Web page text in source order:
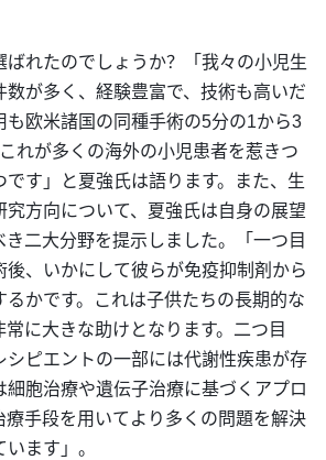
ばれたのでしょうか？「我々の小児生
数が多く、経験豊富で、技術も高いだ
も欧米諸国の同種手術の5分の1から3
れが多くの海外の小児患者を惹きつ
です」と夏強氏は語ります。また、生
究方向について、夏強氏は自身の展望
き二大分野を提示しました。「一つ目
後、いかにして彼らが免疫抑制剤から
るかです。これは子供たちの長期的な
に大きな助けとなります。二つ目
シピエントの一部には代謝性疾患が存
細胞治療や遺伝子治療に基づくアプロ
療手段を用いてより多くの問題を解決
ます」。